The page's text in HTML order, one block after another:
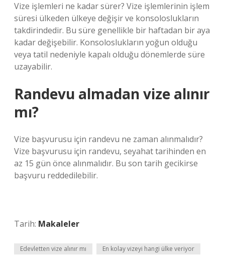
Vize işlemleri ne kadar sürer? Vize işlemlerinin işlem
süresi ülkeden ülkeye değişir ve konsoloslukların
takdirindedir. Bu süre genellikle bir haftadan bir aya
kadar değişebilir. Konsoloslukların yoğun olduğu
veya tatil nedeniyle kapalı olduğu dönemlerde süre
uzayabilir.
Randevu almadan vize alınır
mı?
Vize başvurusu için randevu ne zaman alınmalıdır?
Vize başvurusu için randevu, seyahat tarihinden en
az 15 gün önce alınmalıdır. Bu son tarih gecikirse
başvuru reddedilebilir.
Tarih: Makaleler
Edevletten vize alınır mı En kolay vizeyi hangi ülke veriyor